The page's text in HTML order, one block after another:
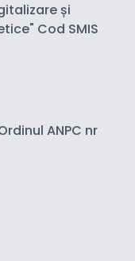
și
Cod SMIS
ANPC nr